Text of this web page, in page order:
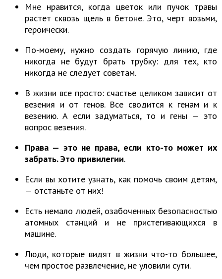
Мне нравится, когда цветок или пучок травы
растет сквозь щель в бетоне. Это, черт возьми,
героически.
По-моему, нужно создать горячую линию, где
никогда не будут брать трубку: для тех, кто
никогда не следует советам.
В жизни все просто: счастье целиком зависит от
везения и от генов. Все сводится к генам и к
везению. А если задуматься, то и гены — это
вопрос везения.
Права — это не права, если кто-то может их
забрать. Это привилегии.
Если вы хотите узнать, как помочь своим детям,
— отстаньте от них!
Есть немало людей, озабоченных безопасностью
атомных станций и не пристегивающихся в
машине.
Люди, которые видят в жизни что-то большее,
чем простое развлечение, не уловили сути.